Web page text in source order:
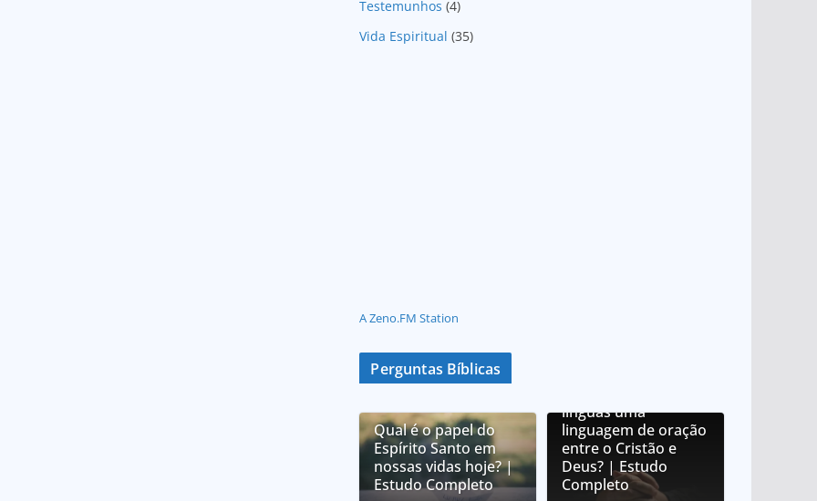
Testemunhos (4)
Vida Espiritual (35)
A Zeno.FM Station
Perguntas Bíblicas
Qual é o papel do
Espírito Santo em
nossas vidas hoje? |
Estudo Completo
línguas uma
linguagem de oração
entre o Cristão e
Deus? | Estudo
Completo